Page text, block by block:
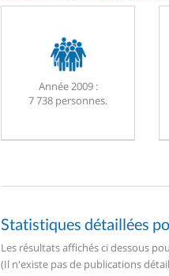
Année 2009 :
7 738 personnes.
Statistiques détaillées
Les résultats affichés ci dessous
(Il n'existe pas de publications